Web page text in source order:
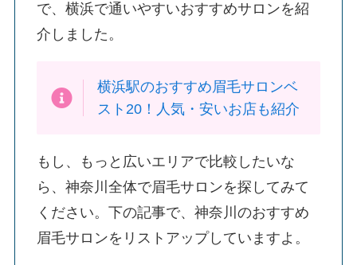
で、横浜で通いやすいおすすめサロンを紹
介しました。
横浜駅のおすすめ眉毛サロンベ
スト20！人気・安いお店も紹介
もし、もっと広いエリアで比較したいな
ら、神奈川全体で眉毛サロンを探してみて
ください。下の記事で、神奈川のおすすめ
眉毛サロンをリストアップしていますよ。